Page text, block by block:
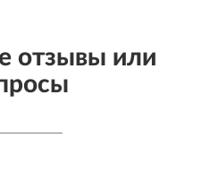
отзывы или